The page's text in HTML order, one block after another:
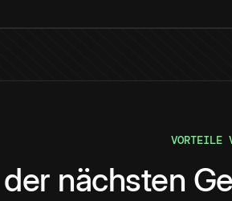
VORTEILE
nächsten